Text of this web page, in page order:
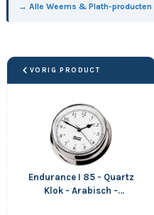
→ Alle Weems & Plath-producten
VORIG PRODUCT
Endurance I 85 - Quartz
Klok - Arabisch -